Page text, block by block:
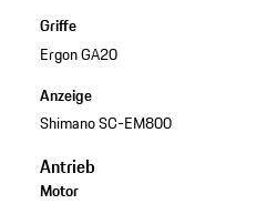
Griffe
Ergon GA20
Anzeige
Shimano SC-EM800
Antrieb
Motor